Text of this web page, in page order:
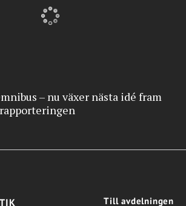
– nu växer nästa idé fram
Till avdelningen